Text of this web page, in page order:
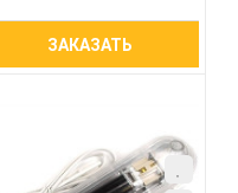
ЗАКАЗАТЬ